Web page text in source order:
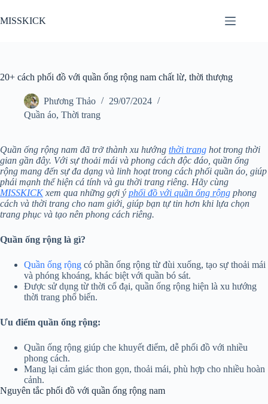
đến
phần
MISSKICK
20+ cách phối đồ với quần ống rộng nam chất lừ, thời thượng
Phương Thảo
29/07/2024
Quần áo, Thời trang
Quần ống rộng nam đã trở thành xu hướng thời trang hot trong thời
gian gần đây. Với sự thoải mái và phong cách độc đáo, quần ống
rộng mang đến sự đa dạng và linh hoạt trong cách phối quần áo, giúp
phái mạnh thể hiện cá tính và gu thời trang riêng. Hãy cùng
MISSKICKxem qua những gợi ý phối đồ với quần ống rộng phong
cách và thời trang cho nam giới, giúp bạn tự tin hơn khi lựa chọn
trang phục và tạo nên phong cách riêng.
Quần ống rộng là gì?
Quần ống rộng có phần ống rộng từ đùi xuống, tạo sự thoải mái
và phóng khoáng, khác biệt với quần bó sát.
Được sử dụng từ thời cổ đại, quần ống rộng hiện là xu hướng
thời trang phổ biến.
Ưu điểm quần ống rộng:
Quần ống rộng giúp che khuyết điểm, dễ phối đồ với nhiều
phong cách.
Mang lại cảm giác thon gọn, thoải mái, phù hợp cho nhiều hoàn
cảnh.
Nguyên tắc phối đồ với quần ống rộng nam